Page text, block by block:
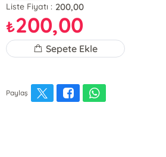
Liste Fiyatı : 200,00
₺200,00
Sepete Ekle
Paylaş